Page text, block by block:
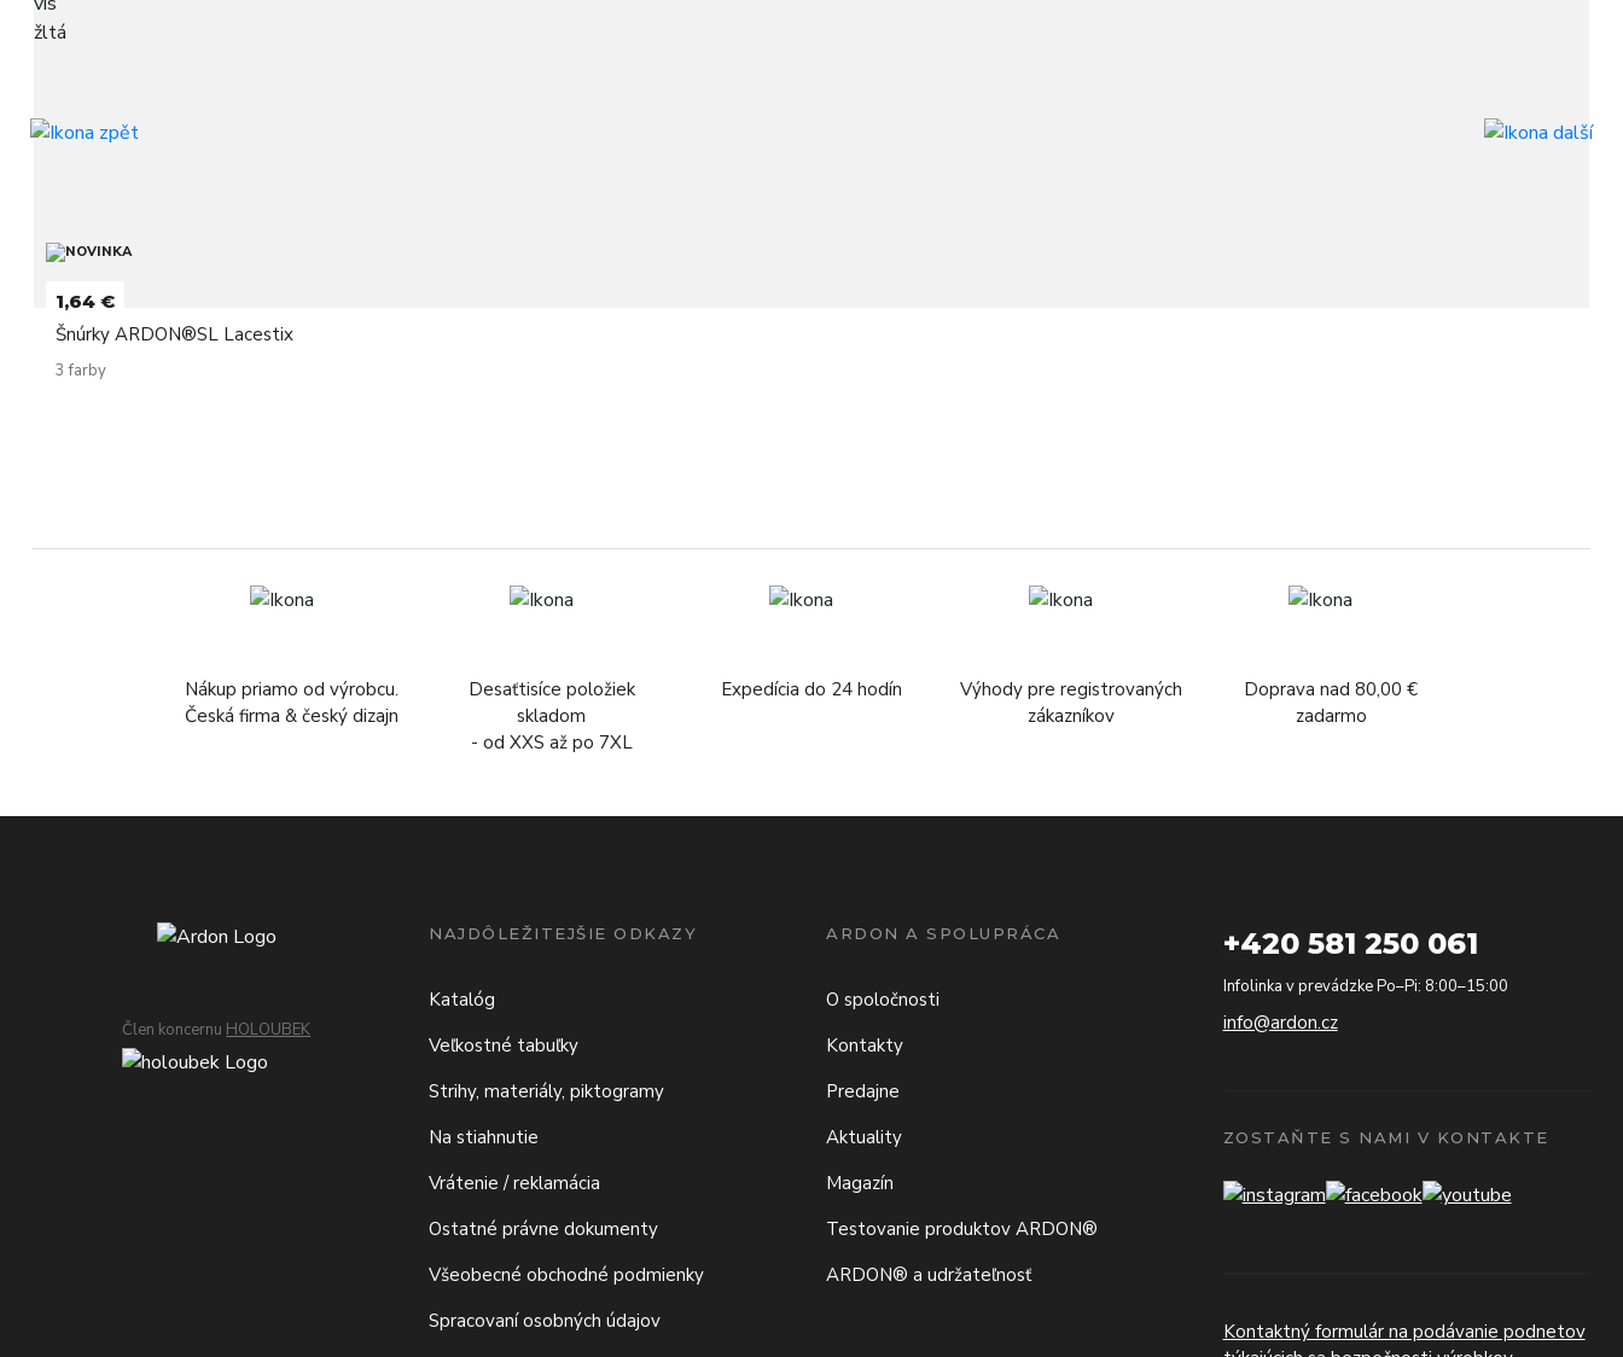
1,64 €
Šnúrky ARDON®SL Lacestix
3 farby
Nákup priamo od výrobcu.
Česká firma & český dizajn
Desaťtisíce položiek
skladom
- od XXS až po 7XL
Expedícia do 24 hodín
Výhody pre registrovaných
zákazníkov
Doprava nad 80,00 €
zadarmo
Člen koncernu HOLOUBEK
NAJDÔLEŽITEJŠIE ODKAZY
Katalóg
Veľkostné tabuľky
Strihy, materiály, piktogramy
Na stiahnutie
Vrátenie / reklamácia
Ostatné právne dokumenty
Všeobecné obchodné podmienky
Spracovaní osobných údajov
ARDON A SPOLUPRÁCA
O spoločnosti
Kontakty
Predajne
Aktuality
Magazín
Testovanie produktov ARDON®
ARDON® a udržateľnosť
+420 581 250 061
Infolinka v prevádzke Po–Pi: 8:00–15:00
info@ardon.cz
ZOSTAŇTE S NAMI V KONTAKTE
Kontaktný formulár na podávanie podnetov